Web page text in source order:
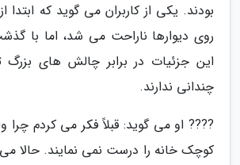
بودند. یکی از کاربران می گوید که
روی دیوارها ناراحت می شد، اما با
این جزئیات در برابر چالش های بزرگ
چندانی ندارند.
???? او می گوید: قبلاً فکر می کردم چرا
کوچک خانه را درست نمی نمایند. حالا می